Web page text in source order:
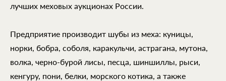
лучших меховых аукционах России.
Предприятие производит шубы из меха: куницы,
норки, бобра, соболя, каракульчи, астрагана, мутона,
волка, черно-бурой лисы, песца, шиншиллы, рыси,
кенгуру, пони, белки, морского котика, а также